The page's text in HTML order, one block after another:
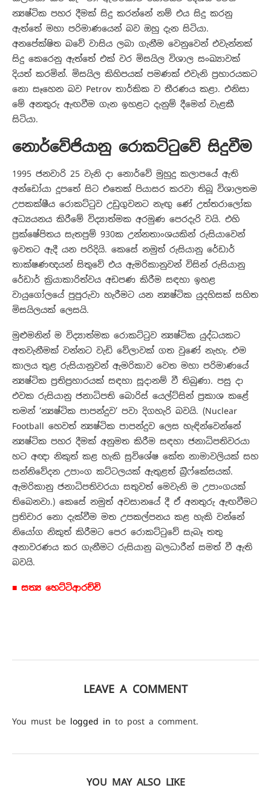
න්‍යෂ්ටික පහර දීමක් සිදු කරන්නේ නම් එය සිදු කරනු
ඇත්තේ මහා පරිමාණයෙන් බව ඔහු දැන සිටියා.
අනපේක්ෂිත බවේ වාසිය ලබා ගැනීම වෙනුවෙන් එවැන්නක්
සිදු කෙරෙනු ඇත්තේ එක් වර මිසයිල විශාල සංඛ්‍යාවක්
දියත් කරමින්. මිසයිල කිහිපයක් පමණක් එවැනි ප්‍රහාරයකට
නො සෑහෙන බව Petrov තාර්කික ව තීරණය කළා. එනිසා
මේ අනතුරු ඇඟවීම ගැන ඉහළට දැනුම් දීමෙන් වැළකී
සිටියා.
නොර්වේජියානු රොකට්ටුවේ සිදුවීම
1995 ජනවාරි 25 වැනි දා නොර්වේ මුහුදු කලාපයේ ඇති
අන්ඩෝයා දූපතේ සිට එතෙක් පියාසර කරවා තිබූ විශාලතම
උපකක්ෂීය රොකට්ටුව උඩුගුවනට නැඟු ණේ උත්තරාලෝක
අධ්‍යයනය කිරීමේ විද්‍යාත්මක අරමුණ පෙරදැරි වයි. එහි
ප්‍රක්ෂේපිතය සැතපුම් 930ක උන්නතාංශයකින් රුසියාවෙන්
ඉවතට ඇදී යන පරිදියි. කෙසේ නමුත් රුසියානු රේඩාර්
තාක්ෂණඥයන් සිතුවේ එය ඇමරිකානුවන් විසින් රුසියානු
රේඩාර් ක්‍රියාකාරිත්වය අඩපණ කිරීම සඳහා ඉහළ
වායුගෝලයේ පුපුරුවා හැරීමට යන න්‍යෂ්ටික යුදහිසක් සහිත
මිසයිලයක් ලෙසයි.
මුළුමනින් ම විද්‍යාත්මක රොකට්ටුව න්‍යෂ්ටික යුද්ධයකට
අතවැනීමක් වන්නට වැඩි වේලාවක් ගත වුණේ නැහැ. එම
කාලය තුළ රුසියානුවන් ඇමරිකාව වෙත මහා පරිමාණයේ
න්‍යෂ්ටික ප්‍රතිප්‍රහාරයක් සඳහා සූදානම් වී තිබුණා. පසු දා
එවක රුසියානු ජනාධිපති බොරිස් යෙල්ට්සින් ප්‍රකාශ කළේ
තමන් ‘න්‍යෂ්ටික පාපන්දුව’ පවා දිගහැරි බවයි. (Nuclear
Football හෙවත් න්‍යෂ්ටික පාපන්දුව ලෙස හැඳින්වෙන්නේ
න්‍යෂ්ටික පහර දීමක් අනුමත කිරීම සඳහා ජනාධිපතිවරයා
හට අඥා නිකුත් කළ හැකි සුවිශේෂ කේත නාමාවලියක් සහ
සන්නිවේදන උපාංග කට්ටලයක් ඇතුළත් බ්‍රිෆ්කේසයක්.
ඇමරිකානු ජනාධිපතිවරයා සතුවත් මෙවැනි ම උපාංගයක්
තිබෙනවා.) කෙසේ නමුත් අවසානයේ දී ඒ අනතුරු ඇඟවීමට
ප්‍රතිචාර නො දැක්වීම මත උපකල්පනය කළ හැකි වන්නේ
නියෝග නිකුත් කිරීමට පෙර රොකට්ටුවේ සැබෑ තතු
අනාවරණය කර ගැනීමට රුසියානු බලධාරීන් සමත් වී ඇති
බවයි.
■ සත්‍ය හෙට්ටිආරච්චි
LEAVE A COMMENT
You must be logged in to post a comment.
YOU MAY ALSO LIKE